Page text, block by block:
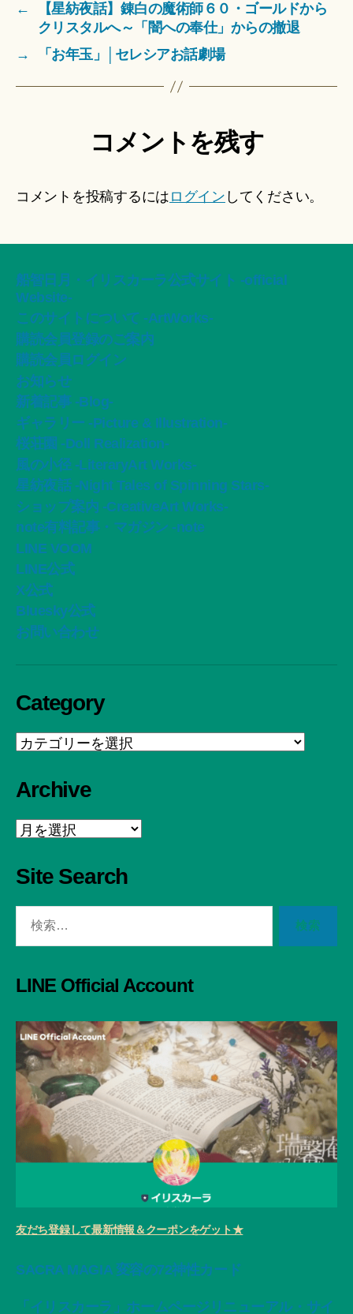
←
【星紡夜話】錬白の魔術師６０・ゴールドから
クリスタルへ～「闇への奉仕」からの撤退
→
「お年玉」│セレシアお話劇場
コメントを残す
コメントを投稿するには ログイン してください。
船智日月・イリスカーラ公式サイト -official
Website-
このサイトについて -ArtWorks-
購読会員登録のご案内
購読会員ログイン
お知らせ
新着記事 -Blog-
ギャラリー -Picture & Illustration-
桜荘園 -Doll Realization-
風の小径 -LiteraryArt Works-
星紡夜話 -Night Tales of Spinning Stars-
ショップ案内 -CreativeArt Works-
note有料記事・マガジン -note
LINE VOOM
LINE公式
X公式
Bluesky公式
お問い合わせ
Category
Category
Archive
Archive
Site Search
LINE Official Account
友だち登録して最新情報＆クーポンをゲット★
SACRA MAGIA 変容の72神性カード
「イリスカーラ」ホームページリニューアル・サイ